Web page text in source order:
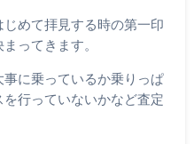
めて拝見する時の第一印
ってきます。
に乗っているか乗りっぱ
行っていないかなど査定